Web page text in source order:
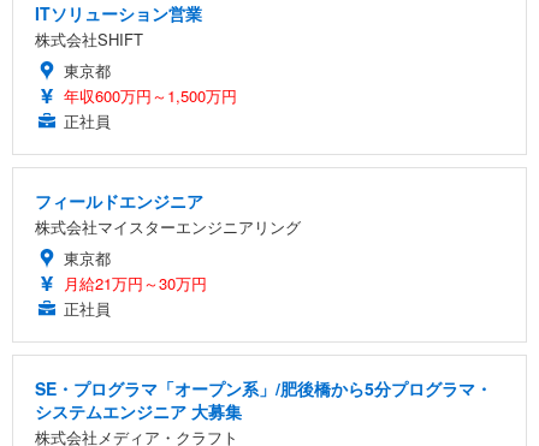
ITソリューション営業
株式会社SHIFT
東京都
年収600万円～1,500万円
正社員
フィールドエンジニア
株式会社マイスターエンジニアリング
東京都
月給21万円～30万円
正社員
SE・プログラマ「オープン系」/肥後橋から5分プログラマ・
システムエンジニア 大募集
株式会社メディア・クラフト